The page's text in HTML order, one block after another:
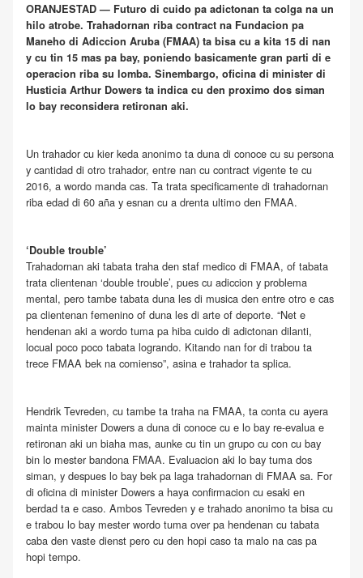
ORANJESTAD — Futuro di cuido pa adictonan ta colga na un
hilo atrobe. Trahadornan riba contract na Fundacion pa
Maneho di Adiccion Aruba (FMAA) ta bisa cu a kita 15 di nan
y cu tin 15 mas pa bay, poniendo basicamente gran parti di e
operacion riba su lomba. Sinembargo, oficina di minister di
Husticia Arthur Dowers ta indica cu den proximo dos siman
lo bay reconsidera retironan aki.
Un trahador cu kier keda anonimo ta duna di conoce cu su persona
y cantidad di otro trahador, entre nan cu contract vigente te cu
2016, a wordo manda cas. Ta trata specificamente di trahadornan
riba edad di 60 aña y esnan cu a drenta ultimo den FMAA.
‘Double trouble’
Trahadornan aki tabata traha den staf medico di FMAA, of tabata
trata clientenan ‘double trouble’, pues cu adiccion y problema
mental, pero tambe tabata duna les di musica den entre otro e cas
pa clientenan femenino of duna les di arte of deporte. “Net e
hendenan aki a wordo tuma pa hiba cuido di adictonan dilanti,
locual poco poco tabata logrando. Kitando nan for di trabou ta
trece FMAA bek na comienso”, asina e trahador ta splica.
Hendrik Tevreden, cu tambe ta traha na FMAA, ta conta cu ayera
mainta minister Dowers a duna di conoce cu e lo bay re-evalua e
retironan aki un biaha mas, aunke cu tin un grupo cu con cu bay
bin lo mester bandona FMAA. Evaluacion aki lo bay tuma dos
siman, y despues lo bay bek pa laga trahadornan di FMAA sa. For
di oficina di minister Dowers a haya confirmacion cu esaki en
berdad ta e caso. Ambos Tevreden y e trahado anonimo ta bisa cu
e trabou lo bay mester wordo tuma over pa hendenan cu tabata
caba den vaste dienst pero cu den hopi caso ta malo na cas pa
hopi tempo.